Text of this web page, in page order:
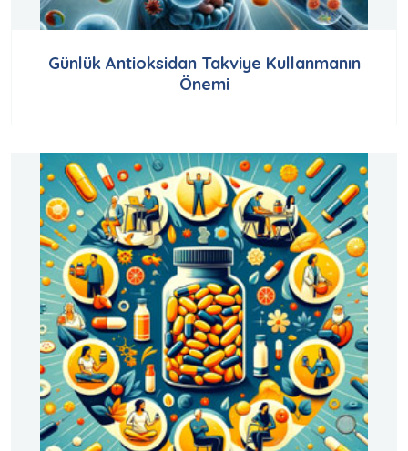
Günlük Antioksidan Takviye Kullanmanın
Önemi